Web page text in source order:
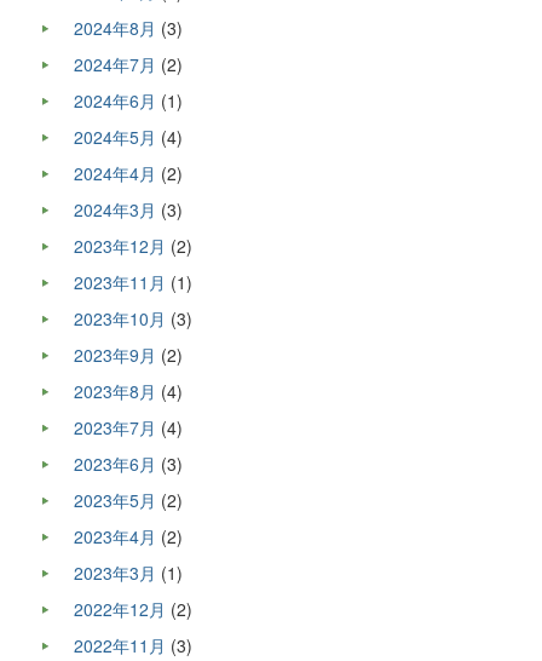
2024年8月 (3)
2024年7月 (2)
2024年6月 (1)
2024年5月 (4)
2024年4月 (2)
2024年3月 (3)
2023年12月 (2)
2023年11月 (1)
2023年10月 (3)
2023年9月 (2)
2023年8月 (4)
2023年7月 (4)
2023年6月 (3)
2023年5月 (2)
2023年4月 (2)
2023年3月 (1)
2022年12月 (2)
2022年11月 (3)